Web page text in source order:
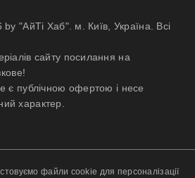
"АйТі Хаб". м. Київ, Україна. Всі
сайту посилання на
є публічною офертою і несе
характер.
файли cookie для персоналізації